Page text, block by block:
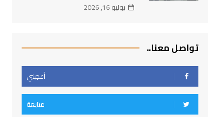
يوليو 16, 2026
تواصل معنا..
أعجبني
متابعة